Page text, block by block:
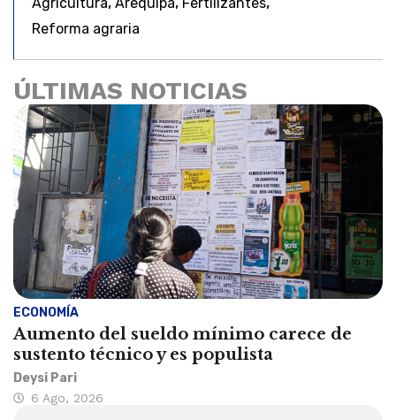
Reforma agraria
ÚLTIMAS NOTICIAS
ECONOMÍA
Aumento del sueldo mínimo carece de
sustento técnico y es populista
Deysi Pari
6 Ago, 2026